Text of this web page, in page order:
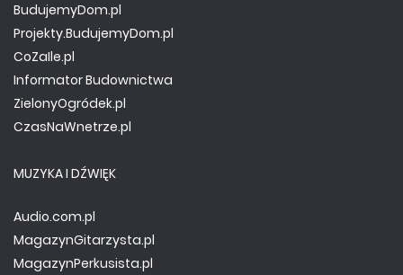
BudujemyDom.pl
Projekty.BudujemyDom.pl
CoZaIle.pl
Informator Budownictwa
ZielonyOgródek.pl
CzasNaWnetrze.pl
MUZYKA I DŹWIĘK
Audio.com.pl
MagazynGitarzysta.pl
MagazynPerkusista.pl